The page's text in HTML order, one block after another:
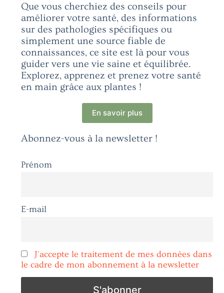
Que vous cherchiez des conseils pour
améliorer votre santé, des informations
sur des pathologies spécifiques ou
simplement une source fiable de
connaissances, ce site est là pour vous
guider vers une vie saine et équilibrée.
Explorez, apprenez et prenez votre santé
en main grâce aux plantes !
En savoir plus
Abonnez-vous à la newsletter !
Prénom
E-mail
J'accepte le traitement de mes données dans
le cadre de mon abonnement à la newsletter